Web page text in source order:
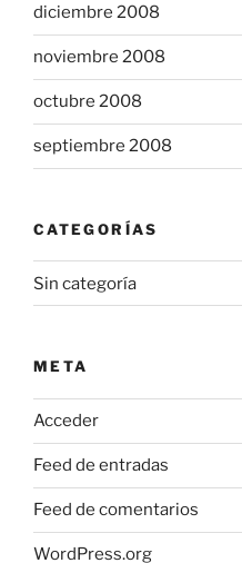
diciembre 2008
noviembre 2008
octubre 2008
septiembre 2008
CATEGORÍAS
Sin categoría
META
Acceder
Feed de entradas
Feed de comentarios
WordPress.org